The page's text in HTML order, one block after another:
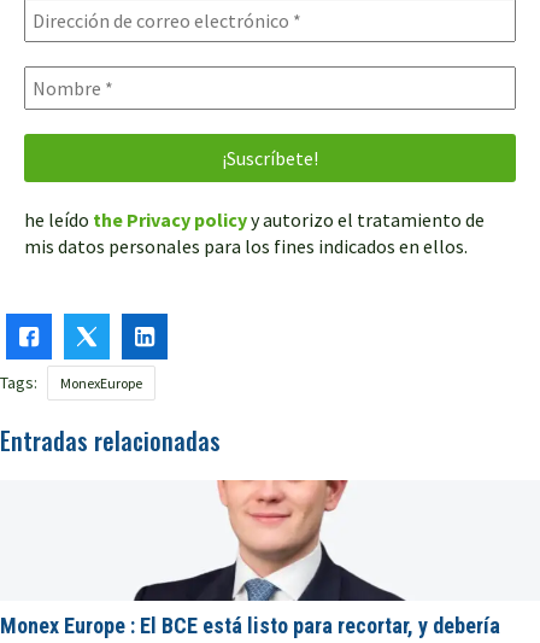
he leído the Privacy policyy autorizo el tratamiento de
mis datos personales para los fines indicados en ellos.
Tags: MonexEurope
Entradas relacionadas
Monex Europe : El BCE está listo para recortar, y debería